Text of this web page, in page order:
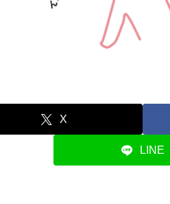
X
LINE